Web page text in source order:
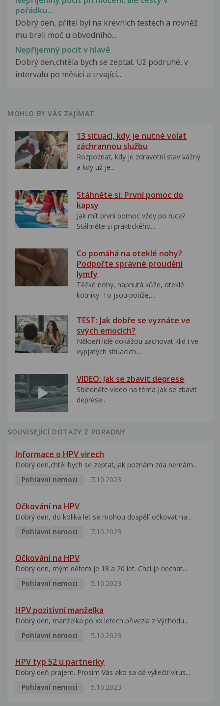
pořádku...
Dobrý den, přítel byl na krevních testech a rovněž
mu brali moč u obvodního...
Nepříjemný pocit v hlavě
Dobrý den,chtěla bych se zeptat. Už podruhé, v
intervalu po měsíci a trvající...
MOHLO BY VÁS ZAJÍMAT
13 situací, kdy je nutné volat
záchrannou službu
Rozpoznat, kdy je zdravotní stav vážný
a kdy už je...
Stáhněte si: První pomoc do
kapsy
Jak mít první pomoc vždy po ruce?
Stáhněte si praktického...
Co pomáhá na oteklé nohy?
Podpořte správné proudění
lymfy
Těžké nohy, napnutá kůže, oteklé
kotníky. To jsou potíže,...
TEST: Jak dobře se vyznáte ve
svých emocích?
Někteří lidé dokážou zachovat klid i ve
vypjatých situacích....
VIDEO: Jak se zbavit deprese
Shlédněte video na téma jak se zbavit
deprese..
SOUVISEJÍCÍ DOTAZY Z PORADNY
Informace o HPV virech
Dobrý den,chtěl bych se zeptat,jak poznám zda nemám...
Pohlavní nemoci
7.10.2023
Očkování na HPV
Dobrý den, do kolika let se mohou dospělí očkovat na...
Pohlavní nemoci
7.10.2023
Očkování na HPV
Dobrý den, mým dětem je 18 a 20 let. Chci je nechat...
Pohlavní nemoci
5.10.2023
HPV pozitivní manželka
Dobrý den, manželka po xx letech přivezla z Východu...
Pohlavní nemoci
5.10.2023
HPV typ 52 u partnerky
Dobrý deň prajem. Prosím Vás ako sa dá vyliečiť vírus...
Pohlavní nemoci
5.10.2023